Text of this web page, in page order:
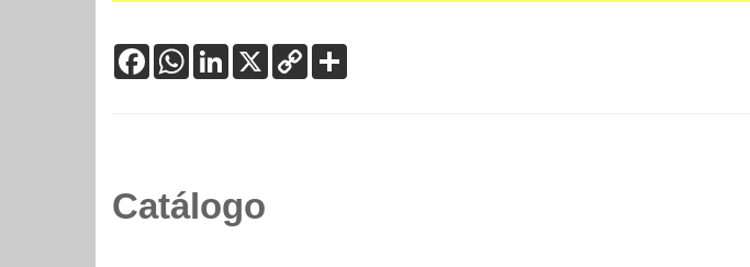
FacebookWhatsApp
LinkedIn
X Copy
Link
Catálogo